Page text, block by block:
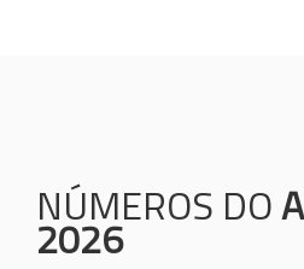
NÚMEROS DO
2026